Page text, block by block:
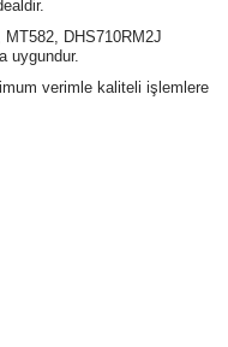
DHS710RM2J
uygundur.
verimle kaliteli işlemlere